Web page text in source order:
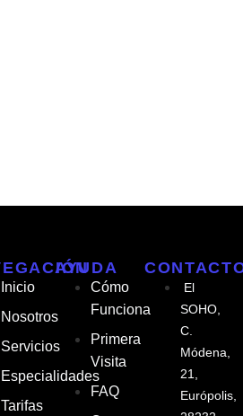
Inicio
Nosotros
Servicios
Especialidades
Tarifas
AYUDA
Cómo
Funciona
Primera
Visita
FAQ
El
SOHO,
C.
Módena,
21,
Európolis,